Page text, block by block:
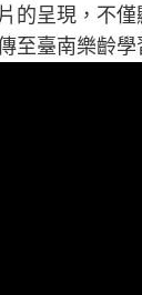
的呈現，不
至臺南樂齡學